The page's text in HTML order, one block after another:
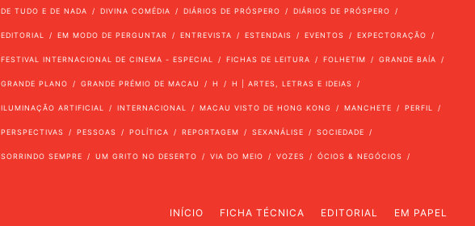
DE TUDO E DE NADA DIVINA COMÉDIA DIÁRIOS DE PRÓSPERO DIÁRIOS DE PRÓSPERO
EDITORIAL EM MODO DE PERGUNTAR ENTREVISTA ESTENDAIS EVENTOS EXPECTORAÇÃO
FESTIVAL INTERNACIONAL DE CINEMA - ESPECIAL FICHAS DE LEITURA FOLHETIM GRANDE BAÍA
GRANDE PLANO GRANDE PRÉMIO DE MACAU H H | ARTES, LETRAS E IDEIAS
ILUMINAÇÃO ARTIFICIAL INTERNACIONAL MACAU VISTO DE HONG KONG MANCHETE PERFIL
PERSPECTIVAS PESSOAS POLÍTICA REPORTAGEM SEXANÁLISE SOCIEDADE
SORRINDO SEMPRE UM GRITO NO DESERTO VIA DO MEIO VOZES ÓCIOS & NEGÓCIOS
INÍCIO FICHA TÉCNICA EDITORIAL EM PAPEL